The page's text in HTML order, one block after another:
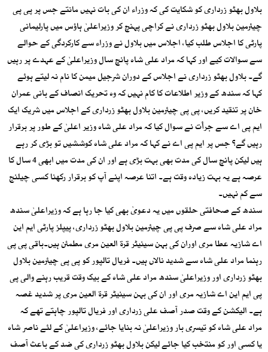
بلاول بھٹو زرداری کو شکایت کی کہ وزراء ان کی بات نہیں مانتے جس پر پی پی
چیئرمین بلاول بھٹو زرداری نے کراچی پہنچ کر وزیراعلیٰ ہاؤس میں پارلیمانی
پارٹی کا اجلاس طلب کیا، اجلاس میں بلاول نے وزراء سے کارکردگی کے حوالے
سے سوالات کیے اور کہا کہ مراد علی شاہ پانچ سال وزیراعلیٰ کے عہدے پر رہیں
گے۔ بلاول بھٹو زرداری نے اجلاس کے دوران شرجیل میمن کا نام نہ لیتے ہوئے
کہا کہ سندھ کے وزیر اطلاعات کا کام نہیں کہ وہ تحریک انصاف کے بانی عمران
خان پر تنقید کریں، پی پی چیئرمین بلاول بھٹو زرداری کے اجلاس میں شریک ایک
ایم پی اے سے جرأت نے سوال کیا کہ مراد علی شاہ وزیر اعلیٰ کے طور پر برقرار
رہیں گے؟ جس پر ایم پی اے نے کہا کہ مراد علی شاہ کوششیں تو بڑی کر رہے
ہیں لیکن پانچ سال کی مدت بھی بہت بڑی ہے اور ان کی مدت میں ابھی 4 سال کا
عرصہ ہے یہ بہت زیادہ وقت ہے۔ اتنا عرصہ اپنے آپ کو برقرار رکھنا کسی چیلنج
سے کم نہیں۔
سندھ کے صحافتی حلقوں میں یہ دعویٰ بھی کیا جا رہا ہے کہ وزیراعلیٰ سندھ
مراد علی شاہ سے صرف پی پی چیئرمین بلاول بھٹو زرداری، پیپلز پارٹی ایم این
اے شازیہ عطا مری اوران کی بہن سینیٹر قرۃ العین مری مطمئن ہیں۔باقی پی پی
رہنما مراد علی شاہ سے شدید نالاں ہیں۔ فریال تالپور کو پی پی چیئرمین بلاول
بھٹو زرداری اور وزیراعلیٰ سندھ مراد علی شاہ کے بیک وقت قریب رہنے والی پی
پی ایم این اے شازیہ مری اور ان کی بہن سینیٹر قرۃ العین مری پر شدید غصہ
ہے۔ الیکشن کے وقت صدر آصف علی زرداری اور فریال تالپور چاہتے تھے کہ
مراد علی شاہ کو تیسری بار وزیراعلیٰ نہ بنایا جائے، وزیراعلیٰ کے لئے ناصر شاہ
یا کسی اور کو منتخب کیا جائے لیکن بلاول بھٹو زرداری کی ضد کے باعث آصف